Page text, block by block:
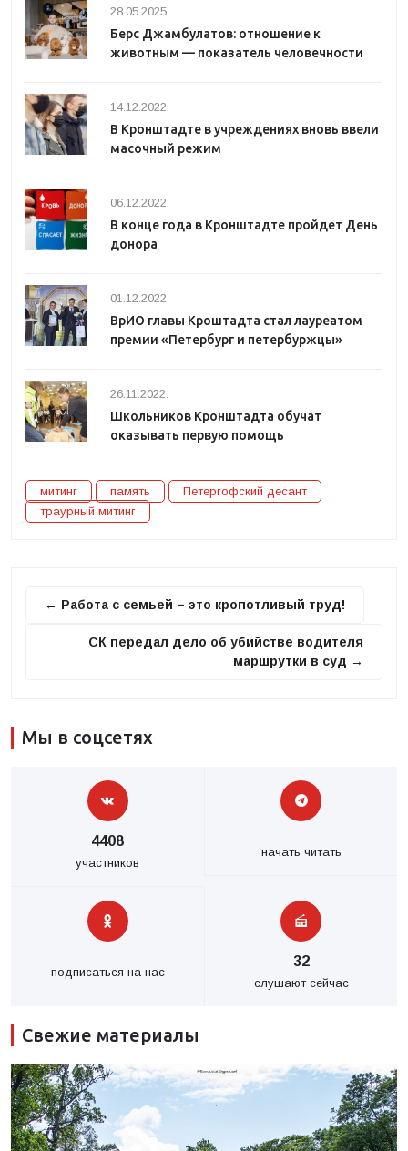
28.05.2025.
Берс Джамбулатов: отношение к
животным — показатель человечности
14.12.2022.
В Кронштадте в учреждениях вновь ввели
масочный режим
06.12.2022.
В конце года в Кронштадте пройдет День
донора
01.12.2022.
ВрИО главы Кроштадта стал лауреатом
премии «Петербург и петербуржцы»
26.11.2022.
Школьников Кронштадта обучат
оказывать первую помощь
митинг память
Петергофский десант
траурный митинг
← Работа с семьей – это кропотливый труд!
СК передал дело об убийстве водителя
маршрутки в суд →
Мы в соцсетях
4408
участников
начать читать
подписаться на нас
32
слушают сейчас
Свежие материалы